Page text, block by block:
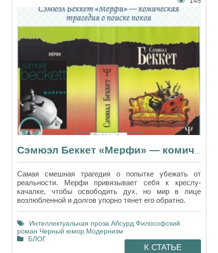
Самая смешная трагедия о попытке убежать от
реальности. Мерфи привязывает себя к креслу-
качалке, чтобы освободить дух, но мир в лице
возлюбленной и долгов упорно тянет его обратно.
Интеллектуальная проза Абсурд Философский
роман Черный юмор Модернизм
БЛОГ
К СТАТЬЕ